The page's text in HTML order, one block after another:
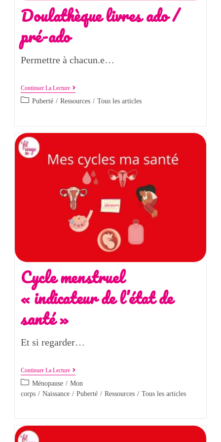
Doulathèque livres ado /
pré-ado
Permettre à chacun.e…
Continuer La Lecture
Puberté / Ressources / Tous les articles
Cycle menstruel
« indicateur de l’état de
santé »
Et si regarder…
Continuer La Lecture
Ménopause / Mon
corps / Naissance / Puberté / Ressources / Tous les articles